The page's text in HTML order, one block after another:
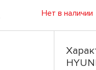
Нет в наличии